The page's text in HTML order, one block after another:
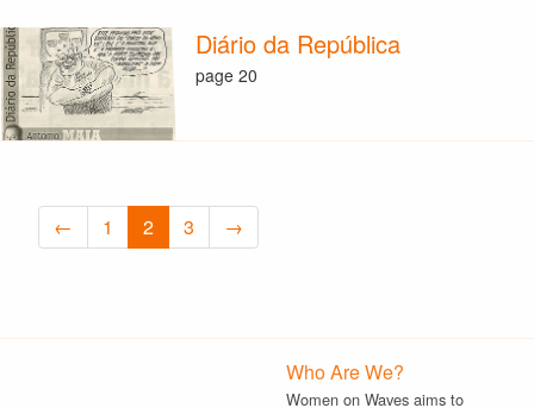
Diário da República
page 20
← 1 2 3 →
Who Are We?
Women on Waves aims to